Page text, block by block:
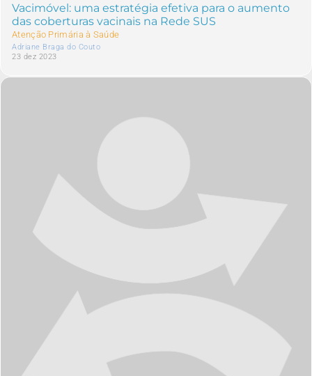
Vacimóvel: uma estratégia efetiva para o aumento
das coberturas vacinais na Rede SUS
Atenção Primária à Saúde
Adriane Braga do Couto
23 dez 2023